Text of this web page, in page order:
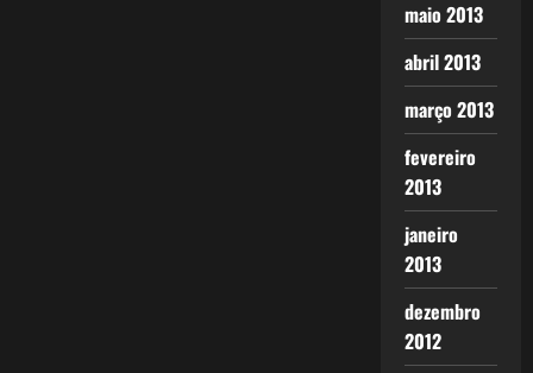
maio 2013
abril 2013
março 2013
fevereiro
2013
janeiro
2013
dezembro
2012